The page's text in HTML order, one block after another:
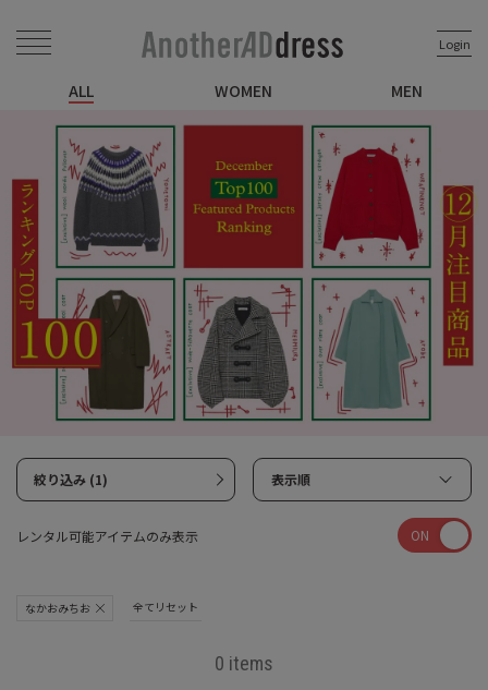
Login
ALL WOMEN MEN
絞り込み (1) 表示順
レンタル可能アイテムのみ表示 ON
なかおみちお 全てリセット
0 items